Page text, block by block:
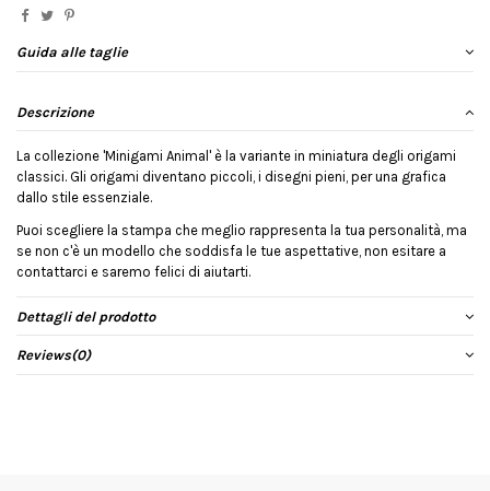
Guida alle taglie
Descrizione
La collezione 'Minigami Animal' è la variante in miniatura degli origami
classici. Gli origami diventano piccoli, i disegni pieni, per una grafica
dallo stile essenziale.
Puoi scegliere la stampa che meglio rappresenta la tua personalità, ma
se non c'è un modello che soddisfa le tue aspettative, non esitare a
contattarci e saremo felici di aiutarti.
Dettagli del prodotto
Reviews(0)